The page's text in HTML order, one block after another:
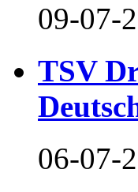
09-07-
TSV
06-07-